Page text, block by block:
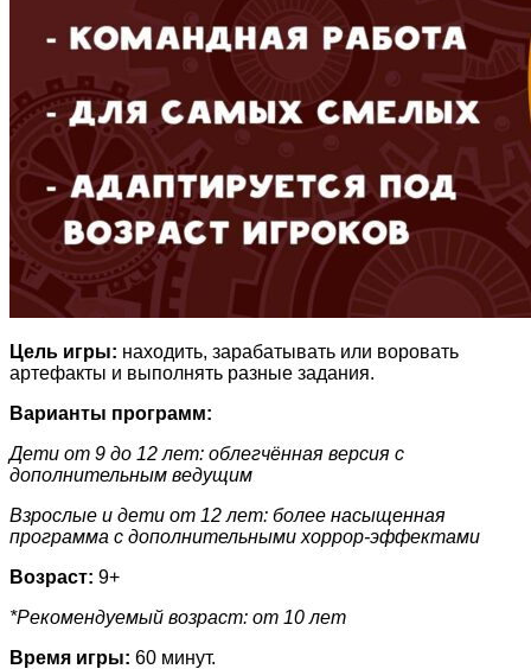
Цель игры: находить, зарабатывать или воровать
артефакты и выполнять разные задания.
Варианты программ:
Дети от 9 до 12 лет: облегчённая версия с
дополнительным ведущим
Взрослые и дети от 12 лет: более насыщенная
программа с дополнительными хоррор-эффектами
Возраст: 9+
*Рекомендуемый возраст: от 10 лет
Время игры: 60 минут.